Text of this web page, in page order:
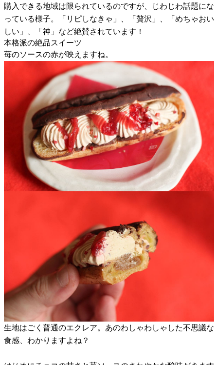
購入できる地域は限られているのですが、じわじわ話題にな
っている様子。「リピしなきゃ」、「贅沢」、「めちゃおい
しい」、「神」など絶賛されています！
本格派の絶品スイーツ
苺のソースの赤が映えますね。
生地はごく普通のエクレア。あのわしゃわしゃした不思議な
食感、わかりますよね？